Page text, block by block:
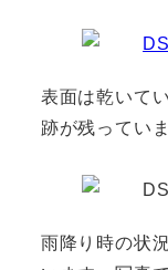
表面は乾いて
跡が残ってい
雨降り時の状